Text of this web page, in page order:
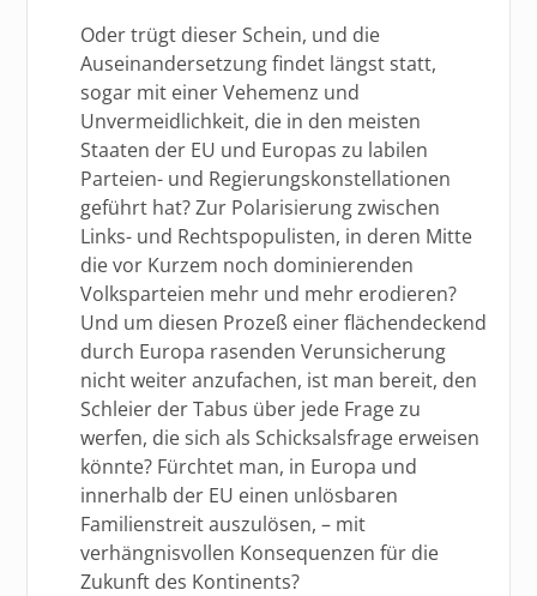
Oder trügt dieser Schein, und die
Auseinandersetzung findet längst statt,
sogar mit einer Vehemenz und
Unvermeidlichkeit, die in den meisten
Staaten der EU und Europas zu labilen
Parteien- und Regierungskonstellationen
geführt hat? Zur Polarisierung zwischen
Links- und Rechtspopulisten, in deren Mitte
die vor Kurzem noch dominierenden
Volksparteien mehr und mehr erodieren?
Und um diesen Prozeß einer flächendeckend
durch Europa rasenden Verunsicherung
nicht weiter anzufachen, ist man bereit, den
Schleier der Tabus über jede Frage zu
werfen, die sich als Schicksalsfrage erweisen
könnte? Fürchtet man, in Europa und
innerhalb der EU einen unlösbaren
Familienstreit auszulösen, – mit
verhängnisvollen Konsequenzen für die
Zukunft des Kontinents?